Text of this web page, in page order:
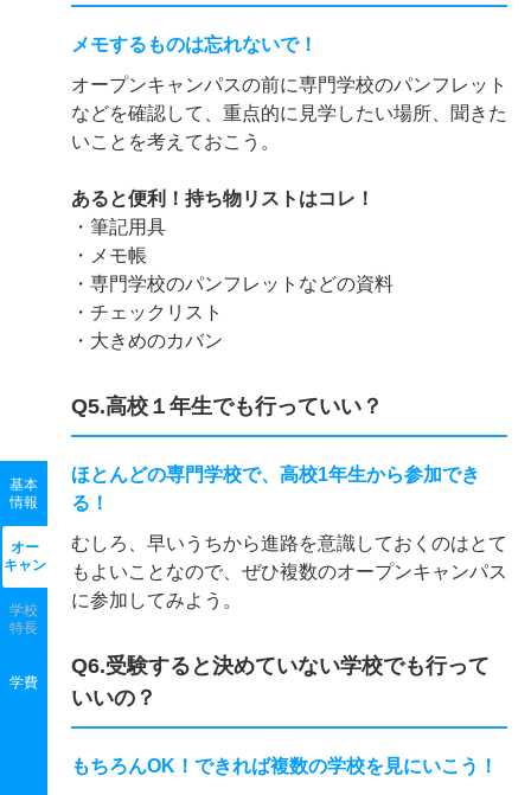
基本
情報
オー
キャン
学校
特長
学費
メモするものは忘れないで！
オープンキャンパスの前に専門学校のパンフレット
などを確認して、重点的に見学したい場所、聞きた
いことを考えておこう。
あると便利！持ち物リストはコレ！
・筆記用具
・メモ帳
・専門学校のパンフレットなどの資料
・チェックリスト
・大きめのカバン
Q5.高校１年生でも行っていい？
ほとんどの専門学校で、高校1年生から参加でき
る！
むしろ、早いうちから進路を意識しておくのはとて
もよいことなので、ぜひ複数のオープンキャンパス
に参加してみよう。
Q6.受験すると決めていない学校でも行って
いいの？
もちろんOK！できれば複数の学校を見にいこう！